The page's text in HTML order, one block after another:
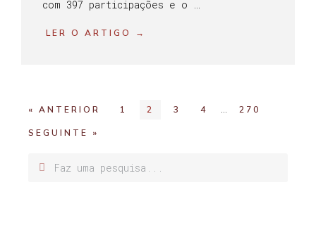
com 397 participações e o …
LER O ARTIGO →
« ANTERIOR 1 2 3 4 … 270
SEGUINTE »